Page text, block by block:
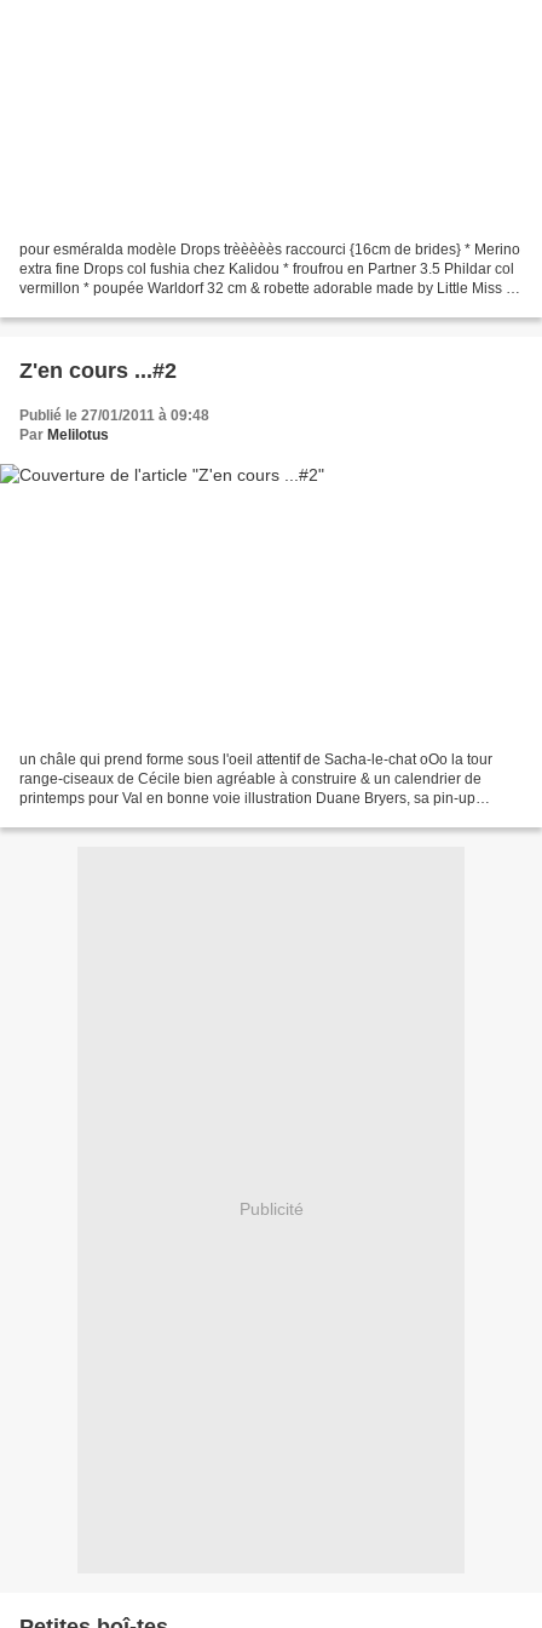
pour esméralda modèle Drops trèèèèès raccourci {16cm de brides} * Merino
extra fine Drops col fushia chez Kalidou * froufrou en Partner 3.5 Phildar col
vermillon * poupée Warldorf 32 cm & robette adorable made by Little Miss W
Z'en cours ...#2
Publié le 27/01/2011 à 09:48
Par Melilotus
un châle qui prend forme sous l'oeil attentif de Sacha-le-chat oOo la tour
range-ciseaux de Cécile bien agréable à construire & un calendrier de
printemps pour Val en bonne voie illustration Duane Bryers, sa pin-up
Publicité